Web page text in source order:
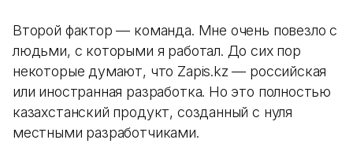
Второй фактор — команда. Мне очень повезло с
людьми, с которыми я работал. До сих пор
некоторые думают, что Zapis.kz — российская
или иностранная разработка. Но это полностью
казахстанский продукт, созданный с нуля
местными разработчиками.